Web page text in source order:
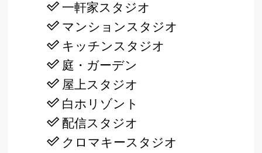
一軒家スタジオ
マンションスタジオ
キッチンスタジオ
庭・ガーデン
屋上スタジオ
白ホリゾント
配信スタジオ
クロマキースタジオ